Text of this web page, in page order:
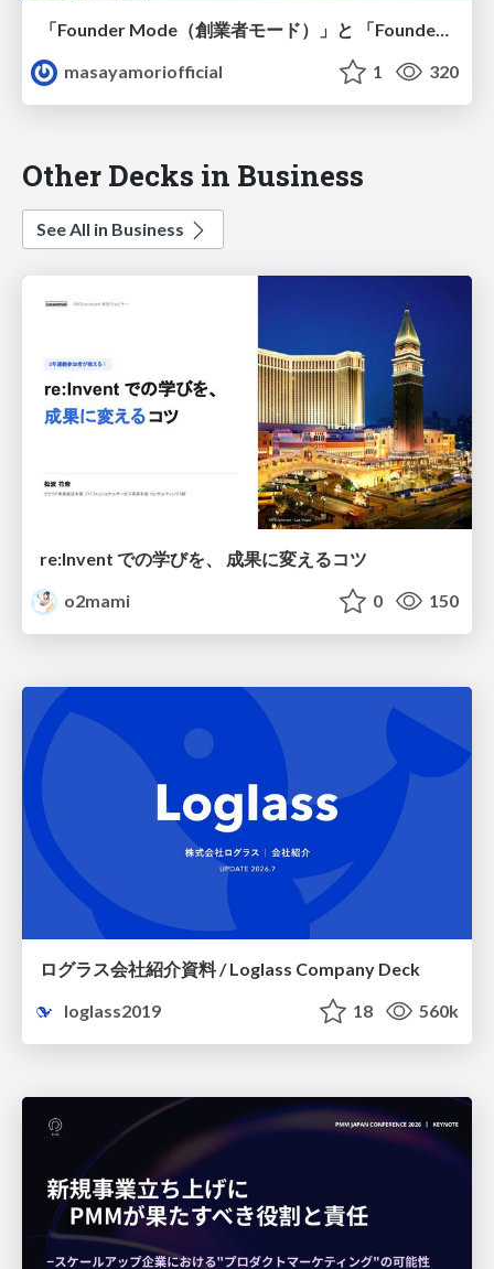
「Founder Mode（創業者モード）」と 「Founder's Mentality（創業者メンタリティ）」
masayamoriofficial
1 320
Other Decks in Business
See All in Business
re:Invent での学びを、 成果に変えるコツ
o2mami
0 150
ログラス会社紹介資料 / Loglass Company Deck
loglass2019
18 560k